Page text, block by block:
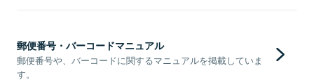
郵便番号・バーコードマニュアル
郵便番号や、バーコードに関するマニュアルを掲載していま
す。